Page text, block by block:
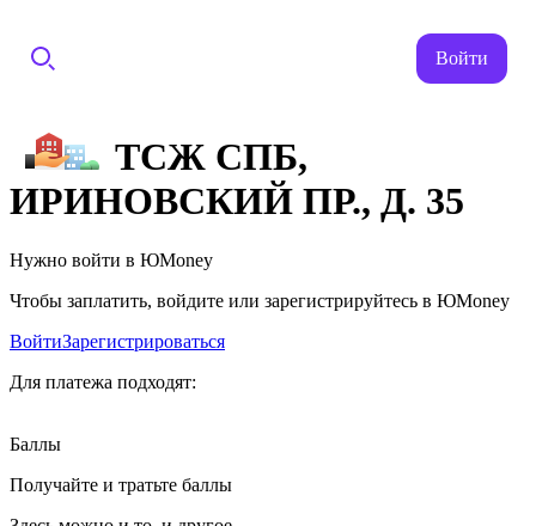
Войти
ТСЖ СПБ,
ИРИНОВСКИЙ ПР., Д. 35
Нужно войти в ЮMoney
Чтобы заплатить, войдите или зарегистрируйтесь в ЮMoney
ВойтиЗарегистрироваться
Для платежа подходят:
Баллы
Получайте и тратьте баллы